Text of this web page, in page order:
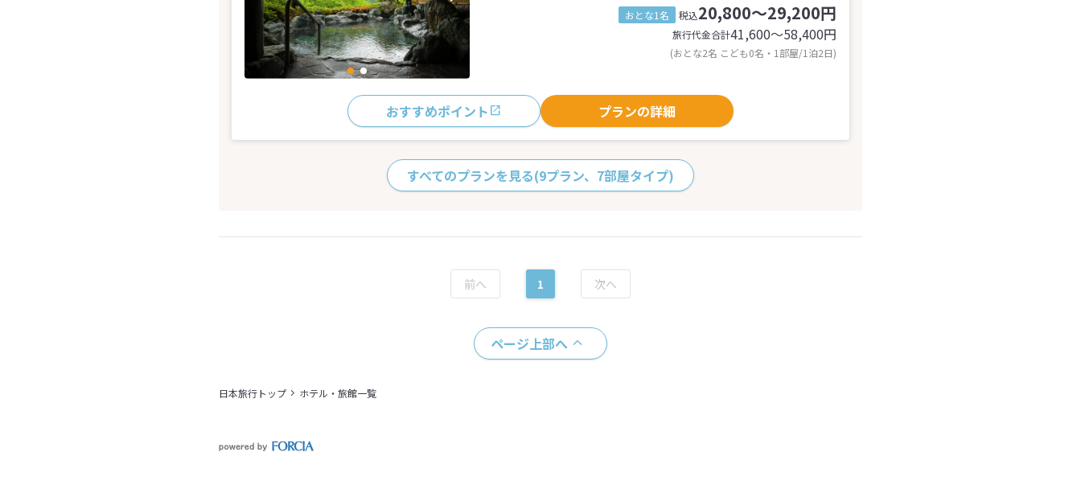
おとな1名 税込20,800～29,200円
旅行代金合計41,600〜58,400円
(おとな2名 こども0名・1部屋/1泊2日)
おすすめポイント プランの詳細
すべてのプランを見る(9プラン、7部屋タイプ)
1
ページ上部へ
日本旅行トップ ホテル・旅館一覧